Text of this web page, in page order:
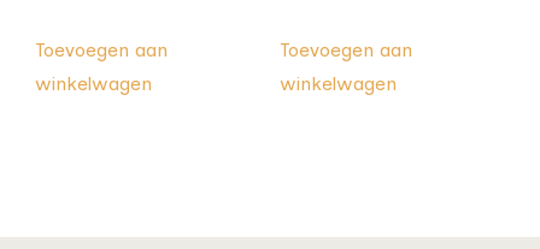
Toevoegen aan
winkelwagen
Toevoegen aan
winkelwagen